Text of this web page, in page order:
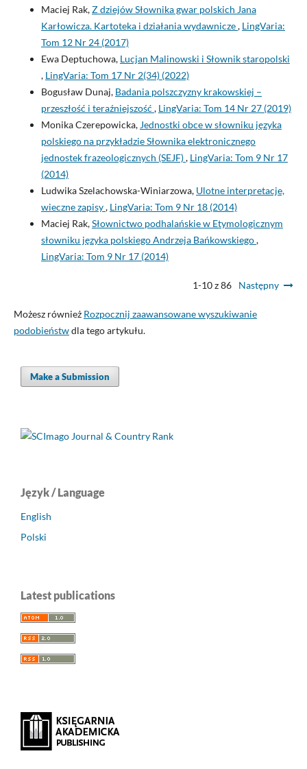
Maciej Rak,Z dziejów Słownika gwar polskich Jana
Karłowicza. Kartoteka i działania wydawnicze, LingVaria:
Tom 12 Nr 24 (2017)
Ewa Deptuchowa, Lucjan Malinowski i Słownik staropolski
, LingVaria: Tom 17 Nr 2(34) (2022)
Bogusław Dunaj, Badania polszczyzny krakowskiej –
przeszłość i teraźniejszość , LingVaria: Tom 14 Nr 27 (2019)
Monika Czerepowicka, Jednostki obce w słowniku języka
polskiego na przykładzie Słownika elektronicznego
jednostek frazeologicznych (SEJF), LingVaria: Tom 9 Nr 17
(2014)
Ludwika Szelachowska-Winiarzowa, Ulotne interpretacje,
wieczne zapisy, LingVaria: Tom 9 Nr 18 (2014)
Maciej Rak,Słownictwo podhalańskie w Etymologicznym
słowniku języka polskiego Andrzeja Bańkowskiego,
LingVaria: Tom 9 Nr 17 (2014)
1-10 z 86 Następny
Możesz również Rozpocznij zaawansowane wyszukiwanie
podobieństwdla tego artykułu.
Make a Submission
Język / Language
English
Polski
Latest publications